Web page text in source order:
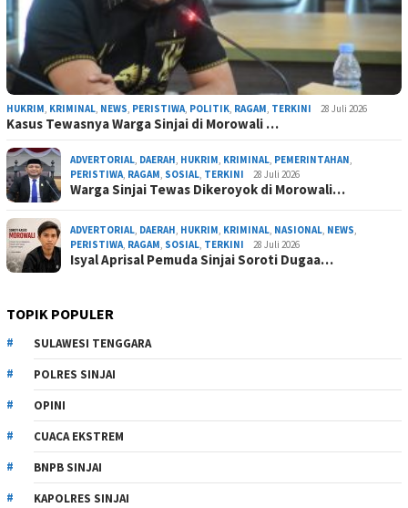
HUKRIM, KRIMINAL, NEWS, PERISTIWA, POLITIK, RAGAM, TERKINI 28 Juli 2026
Kasus Tewasnya Warga Sinjai di Morowali …
ADVERTORIAL, DAERAH, HUKRIM, KRIMINAL, PEMERINTAHAN,
PERISTIWA, RAGAM, SOSIAL, TERKINI 28 Juli 2026
Warga Sinjai Tewas Dikeroyok di Morowali…
ADVERTORIAL, DAERAH, HUKRIM, KRIMINAL, NASIONAL, NEWS,
PERISTIWA, RAGAM, SOSIAL, TERKINI 28 Juli 2026
Isyal Aprisal Pemuda Sinjai Soroti Dugaa…
TOPIK POPULER
SULAWESI TENGGARA
POLRES SINJAI
OPINI
CUACA EKSTREM
BNPB SINJAI
KAPOLRES SINJAI